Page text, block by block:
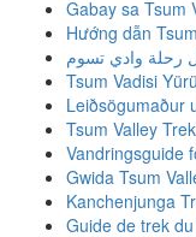
Gabay sa Tsum
Hướng dẫn
رحلة وادي تسوم
Tsum Vadisi
Leiðsögumaður
Tsum Valley
Vandringsguide
Gwida Tsum
Kanchenjunga
Guide de trek